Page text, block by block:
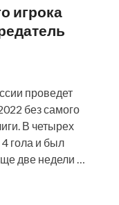
игрока
проведет
без самого
В четырех
гола и был
две недели …